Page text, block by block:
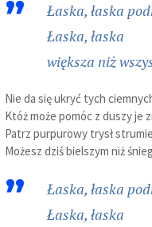
Łaska, łaska
Łaska, łaska
większa niż
Nie da się ukryć tych
Któż może pomóc z duszy je
Patrz purpurowy trysł
Możesz dziś bielszym niż
Łaska, łaska
Łaska, łaska